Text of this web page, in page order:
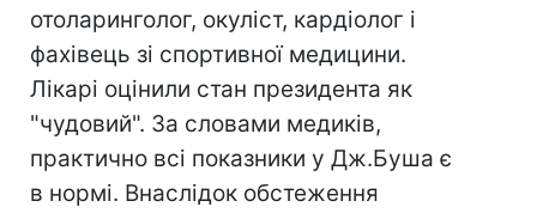
отоларинголог, окуліст, кардіолог і
фахівець зі спортивної медицини.
Лікарі оцінили стан президента як
"чудовий". За словами медиків,
практично всі показники у Дж.Буша є
в нормі. Внаслідок обстеження